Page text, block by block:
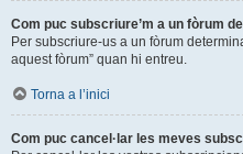
Com puc subscriure’m a un fòrum
Per subscriure-us a un fòrum
aquest fòrum” quan hi entreu.
Torna a l’inici
Com puc cancel·lar les meves